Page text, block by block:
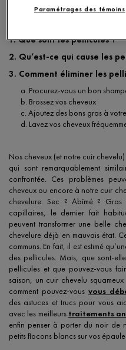
1. Que sont les pellicules ?
2. Qu’est-ce qui cause les
3. Comment éliminer les
a. Procurez-vous un bon
b. Brossez vos cheveux
c. Ajoutez des bons gras à
d. Lavez vos cheveux
Nos cheveux (et notre cuir
qui sont remarquablement
confrontée. Ces problèmes
cheveux ou encore à notre cuir
chevelure. Sec ? Abîmé ? Gras
capillaires, le dernier fait
peuvent transformer une belle
chevelure déjà en mauvais état.
communs. En fait, il est estimé
des pellicules. Mais, que sont-
pellicules et que pouvez-vous
saison, un cuir chevelu
comment pouvez-vous vous
des astuces et trucs pour vous
avec les meilleurs traitements
enfin penser à porter du noir de
petits flocons blancs sur vos
Paramétrages des témoins